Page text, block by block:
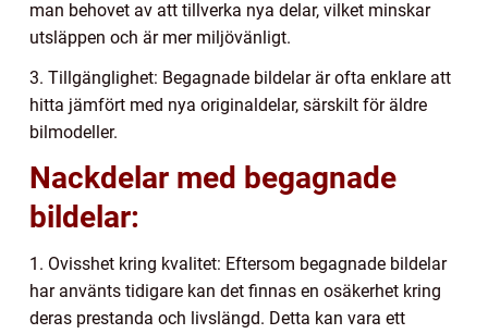
man behovet av att tillverka nya delar, vilket minskar
utsläppen och är mer miljövänligt.
3. Tillgänglighet: Begagnade bildelar är ofta enklare att
hitta jämfört med nya originaldelar, särskilt för äldre
bilmodeller.
Nackdelar med begagnade
bildelar:
1. Ovisshet kring kvalitet: Eftersom begagnade bildelar
har använts tidigare kan det finnas en osäkerhet kring
deras prestanda och livslängd. Detta kan vara ett